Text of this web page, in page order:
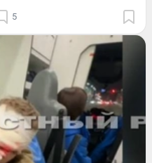
5